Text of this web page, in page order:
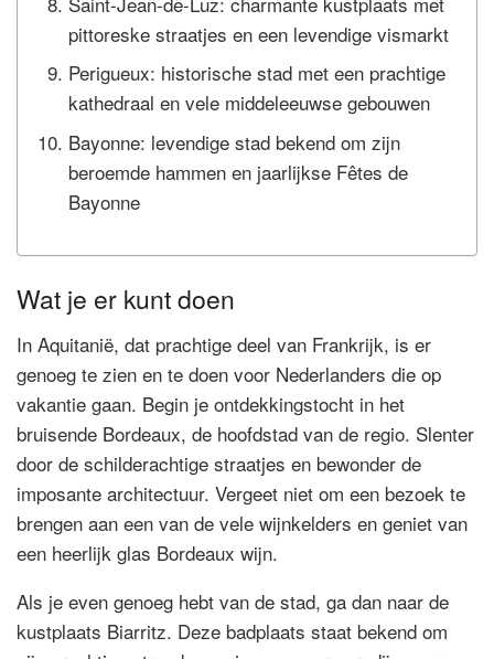
pittoreske straatjes en een levendige vismarkt
Perigueux: historische stad met een prachtige
kathedraal en vele middeleeuwse gebouwen
Bayonne: levendige stad bekend om zijn
beroemde hammen en jaarlijkse Fêtes de
Bayonne
Wat je er kunt doen
In Aquitanië, dat prachtige deel van Frankrijk, is er
genoeg te zien en te doen voor Nederlanders die op
vakantie gaan. Begin je ontdekkingstocht in het
bruisende Bordeaux, de hoofdstad van de regio. Slenter
door de schilderachtige straatjes en bewonder de
imposante architectuur. Vergeet niet om een bezoek te
brengen aan een van de vele wijnkelders en geniet van
een heerlijk glas Bordeaux wijn.
Als je even genoeg hebt van de stad, ga dan naar de
kustplaats Biarritz. Deze badplaats staat bekend om